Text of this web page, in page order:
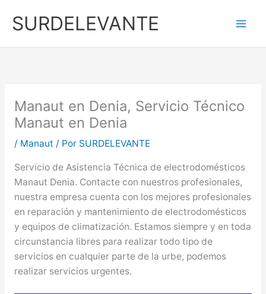
SURDELEVANTE
Manaut en Denia, Servicio Técnico
Manaut en Denia
/ Manaut / Por SURDELEVANTE
Servicio de Asistencia Técnica de electrodomésticos
Manaut Denia. Contacte con nuestros profesionales,
nuestra empresa cuenta con los mejores profesionales
en reparación y mantenimiento de electrodomésticos
y equipos de climatización. Estamos siempre y en toda
circunstancia libres para realizar todo tipo de
servicios en cualquier parte de la urbe, podemos
realizar servicios urgentes.